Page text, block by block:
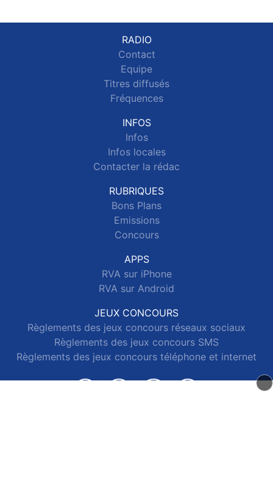
RADIO
Contact
Equipe
Titres diffusés
Fréquences
INFOS
Infos
Infos locales
Contacter la rédac
RUBRIQUES
Bons Plans
Emissions
Concours
APPS
RVA sur iPhone
RVA sur Android
JEUX CONCOURS
Règlements des jeux concours réseaux sociaux
Règlements des jeux concours SMS
Règlements des jeux concours téléphone et internet